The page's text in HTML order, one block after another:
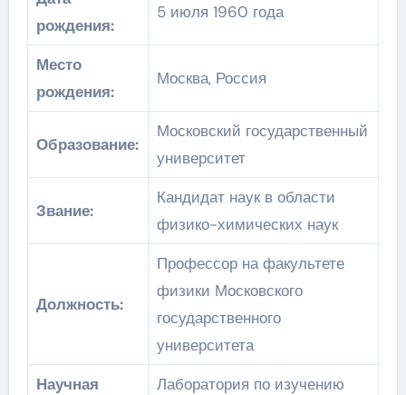
рождения:
5 июля 1960 года
Место
рождения:
Москва, Россия
Образование:
Московский государственный
университет
Звание:
Кандидат наук в области
физико-химических наук
Должность:
Профессор на факультете
физики Московского
государственного
университета
Научная
Лаборатория по изучению